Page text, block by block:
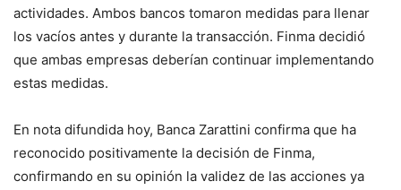
actividades. Ambos bancos tomaron medidas para llenar
los vacíos antes y durante la transacción. Finma decidió
que ambas empresas deberían continuar implementando
estas medidas.
En nota difundida hoy, Banca Zarattini confirma que ha
reconocido positivamente la decisión de Finma,
confirmando en su opinión la validez de las acciones ya